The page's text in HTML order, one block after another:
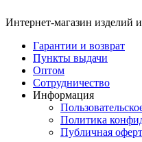
Интернет-магазин изделий
Гарантии и возврат
Пункты выдачи
Оптом
Сотрудничество
Информация
Политика
Публичная